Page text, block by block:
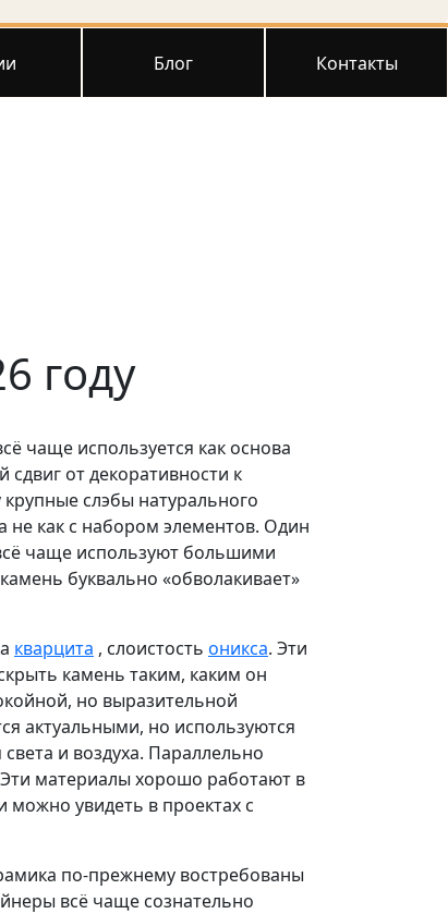
Блог Контакты
году
чаще используется как основа
от декоративности к
слэбы натурального
как с набором элементов. Один
чаще используют большими
камень буквально «обволакивает»
кварцита , слоистость оникса. Эти
камень таким, каким он
но выразительной
актуальными, но используются
и воздуха. Параллельно
материалы хорошо работают в
увидеть в проектах с
по-прежнему востребованы
всё чаще сознательно